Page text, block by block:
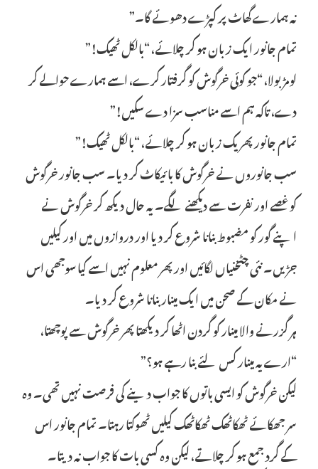
نہ ہمارے گھاٹ پر کپڑے دھوئے گا۔”
تمام جانور ایک زبان ہو کر چلائے، “بالکل ٹھیک!”
لومڑ بولا، “جو کوئی خرگوش کو گرفتار کرے، اسے ہمارے حوالے کر
دے، تاکہ ہم اسے مناسب سزا دے سکیں!”
تمام جانور پھر یک زبان ہو کر چلائے، “بالکل ٹھیک!”
سب جانوروں نے خرگوش کا بائیکاٹ کر دیا۔ سب جانور خرگوش
کو غصے اور نفرت سے دیکھنے لگے۔ یہ حال دیکھ کر خرگوش نے
اپنے گور کو مضبوط بنانا شروع کر دیا اور دروازوں میں اور کیلیں
جڑیں۔ نئی چٹخنیاں لگائیں اور پھر معلوم نہیں اسے کیا سوجھی اس
نے مکان کے صحن میں ایک مینار بنانا شروع کر دیا۔
ہر گزرنے والا مینار کو گردن اٹھا کر دیکھتا پھر خرگوش سے پوچھتا،
“ارے یہ مینار کس لئے بنا رہے ہو؟”
لیکن خرگوش کو ایسی باتوں کا جواب دینے کی فرصت نہیں تھی۔ وہ
سر جھکائے ٹھکاٹھک ٹھکاٹھک کیلیں ٹھوکتا رہتا۔ تمام جانور اس
کے گرد جمع ہو کر چلاتے، لیکن وہ کسی بات کا جواب نہ دیتا۔